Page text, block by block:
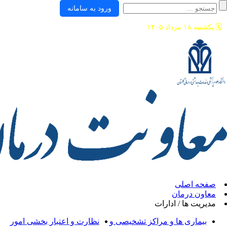
/ ادارات
ها و مراکز تشخیصی و
نظارت و اعتبار بخشی امور